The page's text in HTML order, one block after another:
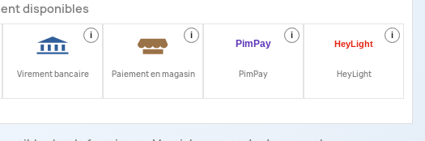
disponibles
i
Virement bancaire
i
Paiement en magasin
i
PimPay
i
HeyLight